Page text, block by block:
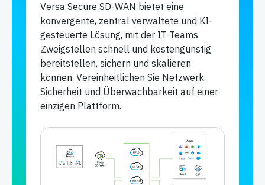
Versa Secure SD-WAN bietet eine
konvergente, zentral verwaltete und KI-
gesteuerte Lösung, mit der IT-Teams
Zweigstellen schnell und kostengünstig
bereitstellen, sichern und skalieren
können. Vereinheitlichen Sie Netzwerk,
Sicherheit und Überwachbarkeit auf einer
einzigen Plattform.